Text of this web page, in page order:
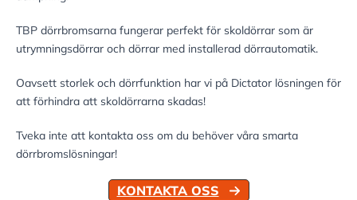
TBP dörrbromsarna fungerar perfekt för skoldörrar som är
utrymningsdörrar och dörrar med installerad dörrautomatik.
Oavsett storlek och dörrfunktion har vi på Dictator lösningen för
att förhindra att skoldörrarna skadas!
Tveka inte att kontakta oss om du behöver våra smarta
dörrbromslösningar!
KONTAKTA OSS